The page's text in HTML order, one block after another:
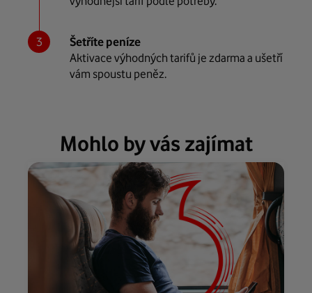
Šetříte peníze
Aktivace výhodných tarifů je zdarma a ušetří
vám spoustu peněz.
Mohlo by vás zajímat